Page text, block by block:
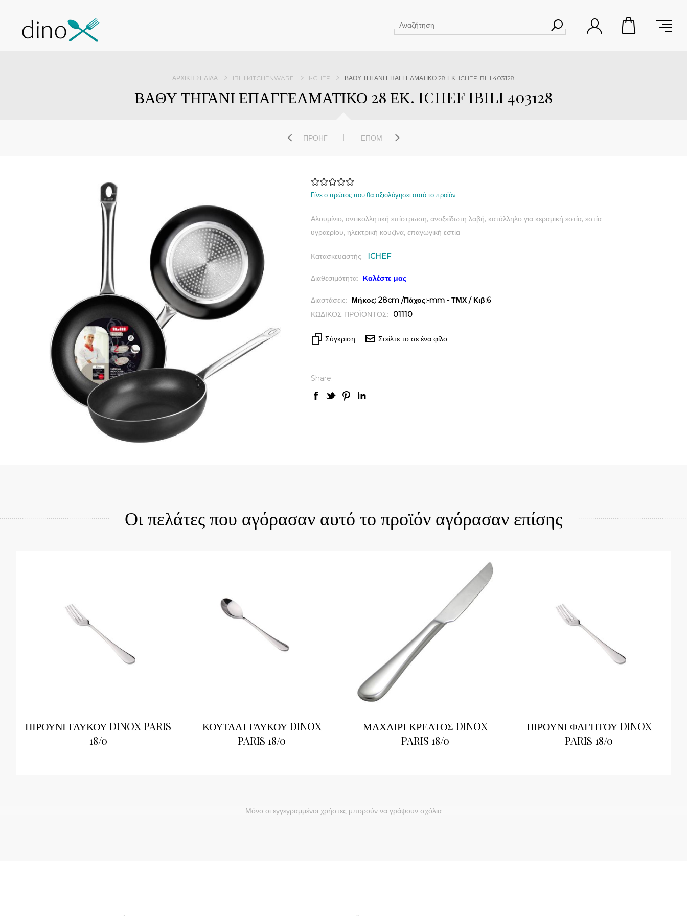
ΑΡΧΙΚΉ ΣΕΛΊΔΑ IBILI KITCHENWARE I-CHEF ΒΑΘΥ ΤΗΓΑΝΙ ΕΠΑΓΓΕΛΜΑΤΙΚΟ 28 ΕΚ. ICHEF IBILI 403128
ΒΑΘΥ ΤΗΓΑΝΙ ΕΠΑΓΓΕΛΜΑΤΙΚΟ 28 ΕΚ. ICHEF IBILI 403128
ΠΡΟΗΓ ΕΠΌΜ
Γίνε ο πρώτος που θα αξιολόγησει αυτό το προϊόν
Αλουμίνιο, αντικολλητική επίστρωση, ανοξείδωτη λαβή, κατάλληλο για κεραμική εστία, εστία
υγραερίου, ηλεκτρική κουζίνα, επαγωγική εστία
Κατασκευαστής: ICHEF
Διαθεσιμότητα: Καλέστε μας
Διαστάσεις:
Μήκος: 28cm /Πάχος:-mm - ΤΜΧ / Κιβ:6
ΚΩΔΙΚΟΣ ΠΡΟΪΟΝΤΟΣ:
01110
Σύγκριση Στείλτε το σε ένα φίλο
Share:
Οι πελάτες που αγόρασαν αυτό το προϊόν αγόρασαν επίσης
ΠΙΡΟΥΝΙ ΓΛΥΚΟΥ DINOX PARIS
18/0
ΚΟΥΤΑΛΙ ΓΛΥΚΟΥ DINOX
PARIS 18/0
ΜΑΧΑΙΡΙ ΚΡΕΑΤΟΣ DINOX
PARIS 18/0
ΠΙΡΟΥΝΙ ΦΑΓΗΤΟΥ DINOX
PARIS 18/0
Μόνο οι εγγεγραμμένοι χρήστες μπορούν να γράψουν σχόλια